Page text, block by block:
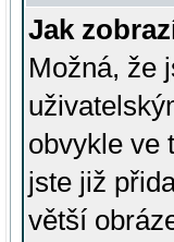
Jak
Možná, že
obvykle ve
jste již
větší